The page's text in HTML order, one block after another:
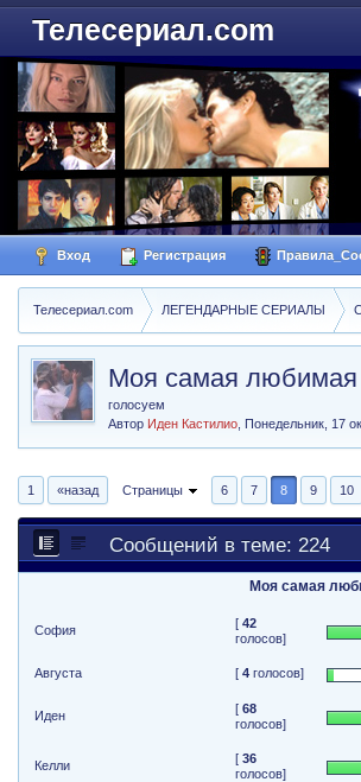
Телесериал.com
Вход Регистрация
Телесериал.com ЛЕГЕНДАРНЫЕ СЕРИАЛЫ
Моя самая любимая
голосуем
Автор Иден Кастилио ,Понедельник, 17
1 «назад Страницы 6 7 8 9 10
Сообщений в теме: 224
Моя самая
София [42
голосов]
Августа [4 голосов]
Иден [68
голосов]
Келли [36
голосов]